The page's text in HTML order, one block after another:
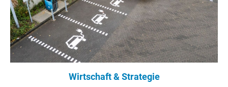
Wirtschaft & Strategie